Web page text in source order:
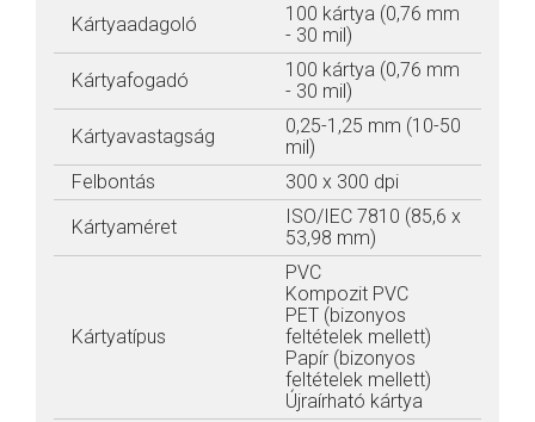
Kártyaadagoló
100 kártya (0,76 mm
- 30 mil)
Kártyafogadó
100 kártya (0,76 mm
- 30 mil)
Kártyavastagság
0,25-1,25 mm (10-50
mil)
Felbontás
300 x 300 dpi
Kártyaméret
ISO/IEC 7810 (85,6 x
53,98 mm)
Kártyatípus
PVC
Kompozit PVC
PET (bizonyos
feltételek mellett)
Papír (bizonyos
feltételek mellett)
Újraírható kártya